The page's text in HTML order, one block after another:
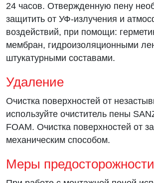
24 часов. Отвержденную пену
защитить от УФ-излучения и
воздействий, при помощи:
мембран, гидроизоляционными
штукатурными составами.
Удаление
Очистка поверхностей от
используйте очиститель пены
FOAM. Очистка поверхностей от
механическим способом.
Меры предосторожности